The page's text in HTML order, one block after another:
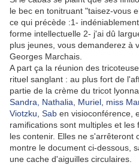
le bec en tonitruant "taisez-vous
ce qui précède :1-
forme intellectuelle 2- j'ai dû
plus jeunes, vous demanderez à
Georges Marchais.
A part ça la réunion des
rituel sanglant : au plus fort de
partie de la crème du tricot
Sandra,
Nathalia Muriel miss
Viotzku Sab en visioconférence,
ramifications sont multiples et
les contenir. Elles ne s'arrêteront
montre le document ci-dessous,
une cache d'aiguilles circulaires.